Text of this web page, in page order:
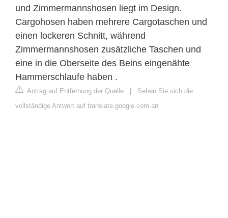
und Zimmermannshosen liegt im Design.
Cargohosen haben mehrere Cargotaschen und
einen lockeren Schnitt, während
Zimmermannshosen zusätzliche Taschen und
eine in die Oberseite des Beins eingenähte
Hammerschlaufe haben .
Antrag auf Entfernung der Quelle | Sehen Sie sich die
vollständige Antwort auf translate.google.com an